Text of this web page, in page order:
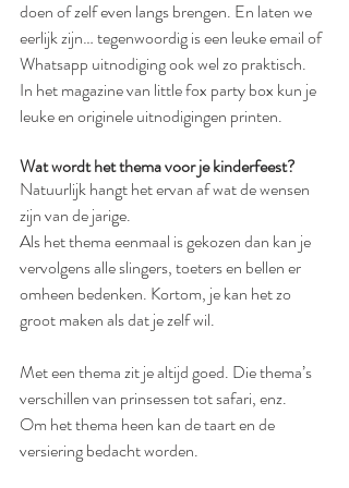
doen of zelf even langs brengen. En laten we
eerlijk zijn… tegenwoordig is een leuke email of
Whatsapp uitnodiging ook wel zo praktisch.
In het magazine van little fox party box kun je
leuke en originele uitnodigingen printen.
Wat wordt het thema voor je kinderfeest?
Natuurlijk hangt het ervan af wat de wensen
zijn van de jarige.
Als het thema eenmaal is gekozen dan kan je
vervolgens alle slingers, toeters en bellen er
omheen bedenken. Kortom, je kan het zo
groot maken als dat je zelf wil.
Met een thema zit je altijd goed. Die thema’s
verschillen van prinsessen tot safari, enz.
Om het thema heen kan de taart en de
versiering bedacht worden.